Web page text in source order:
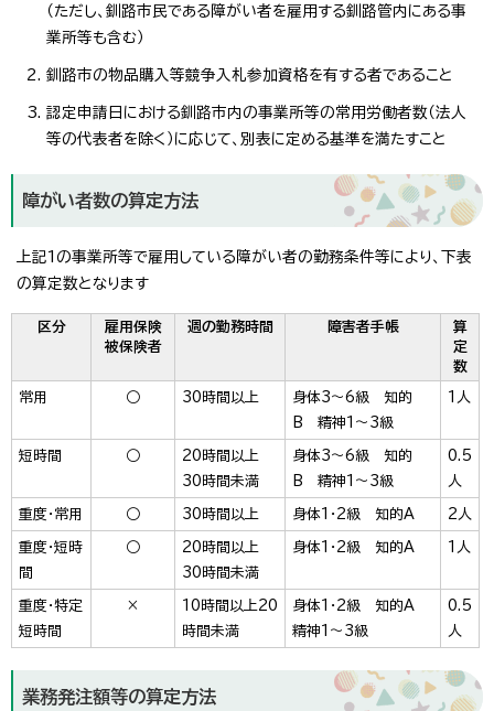
（ただし、釧路市民である障がい者を雇用する釧路管内にある事
業所等も含む）
釧路市の物品購入等競争入札参加資格を有する者であること
認定申請日における釧路市内の事業所等の常用労働者数（法人
等の代表者を除く）に応じて、別表に定める基準を満たすこと
障がい者数の算定方法
上記1の事業所等で雇用している障がい者の勤務条件等により、下表
の算定数となります
区分
雇用保険
被保険者
週の勤務時間 障害者手帳
算
定
数
常用 ○ 30時間以上
身体3～6級 知的
B 精神1～3級
1人
短時間 ○
20時間以上
30時間未満
身体3～6級 知的
B 精神1～3級
0.5
人
重度・常用 ○ 30時間以上 身体1・2級 知的A 2人
重度・短時
間
○
20時間以上
30時間未満
身体1・2級 知的A 1人
重度・特定
短時間
×
10時間以上20
時間未満
身体1・2級 知的A
精神1～3級
0.5
人
業務発注額等の算定方法